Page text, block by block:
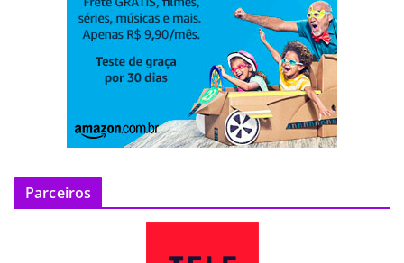
Parceiros